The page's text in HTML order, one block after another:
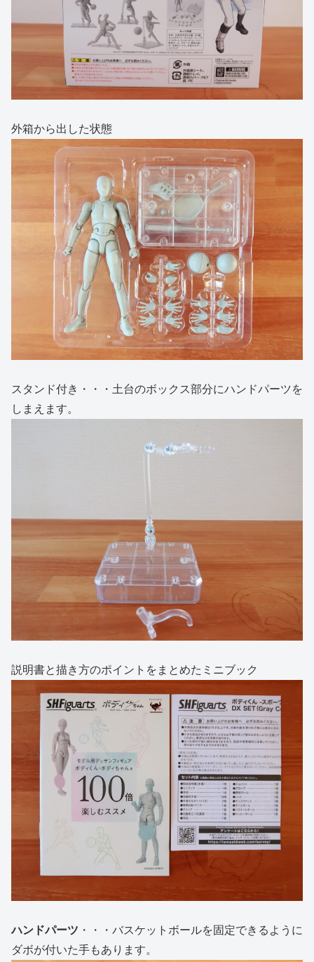
外箱から出した状態
スタンド付き・・・土台のボックス部分にハンドパーツを
しまえます。
説明書と描き方のポイントをまとめたミニブック
ハンドパーツ ・・・バスケットボールを固定できるように
ダボが付いた手もあります。